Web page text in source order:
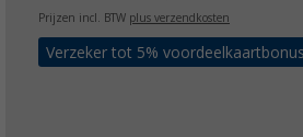
Prijzen incl. BTW plus verzendkosten
Verzeker tot 5% voordeelkaartbonus